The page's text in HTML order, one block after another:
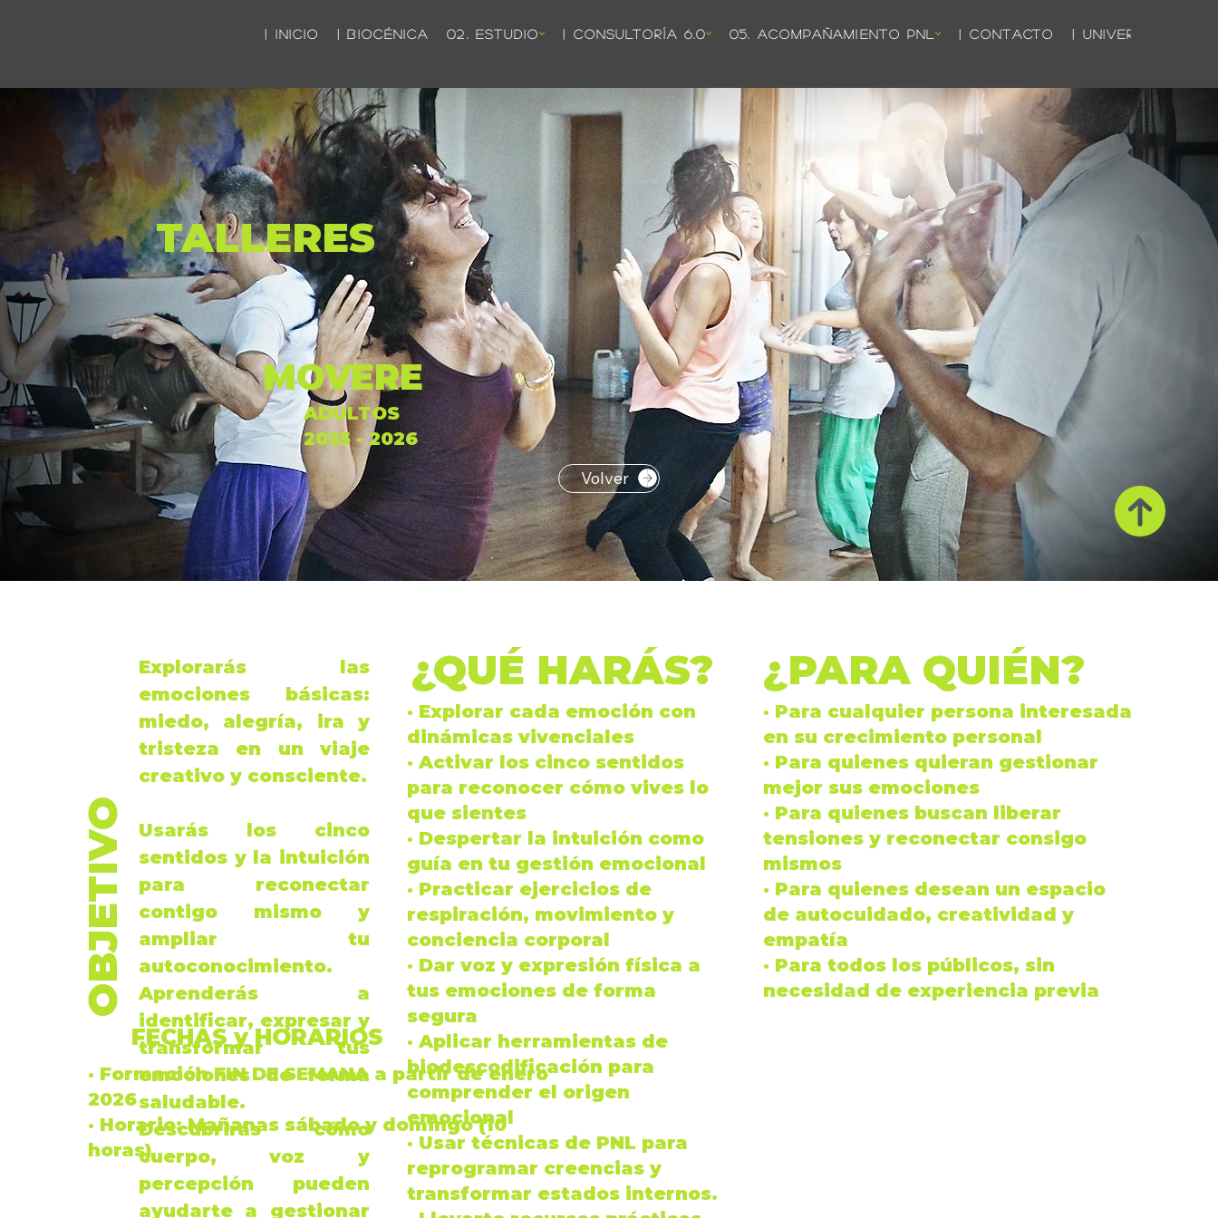
| INICIO | BIOCÉNICA 02. ESTUDIO | CONSULTORÍA 6.0 05. ACOMPAÑAMIENTO PNL | CONTACTO | UNIVERSO
TALLERES
MOVERE
ADULTOS
2025 - 2026
Volver
OBJETIVO
· FormaciónFIN DE SEMANAa partir deenero
2026
· Horario: Mañanas sábado y domingo (10
horas)
Explorarás las
emociones básicas:
miedo, alegría, iray
tristeza en un viaje
creativo y consciente.
Usarás los cinco
sentidos y la intuición
para reconectar
contigo mismo y
ampliar tu
autoconocimiento.
Aprenderás a
identificar, expresar y
transformar tus
emocionesde forma
saludable.
Descubrirás cómo
cuerpo,vozy
percepción pueden
ayudarte a gestionar
FECHAS y HORARIOS
¿QUÉ HARÁS?
· Explorar cada emoción con
dinámicas vivenciales
· Activar los cinco sentidos
para reconocer cómo vives lo
que sientes
· Despertar la intuición como
guía en tu gestión emocional
· Practicar ejercicios de
respiración, movimiento y
conciencia corporal
· Dar voz y expresión física a
tus emociones de forma
segura
· Aplicar herramientas de
biodescodificación para
comprender el origen
emocional
· Usar técnicas de PNL para
reprogramar creencias y
transformar estados internos.
¿PARA QUIÉN?
· Para cualquier persona interesada
en su crecimiento personal
· Para quienes quieran gestionar
mejor sus emociones
· Para quienes buscan liberar
tensiones y reconectar consigo
mismos
· Para quienes desean un espacio
de autocuidado, creatividad y
empatía
· Para todos los públicos, sin
necesidad de experiencia previa